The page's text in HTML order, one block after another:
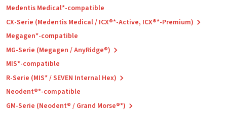
Medentis Medical*-compatible
CX-Serie (Medentis Medical / ICX®*-Active, ICX®*-Premium)
Megagen*-compatible
MG-Serie (Megagen / AnyRidge®)
MIS*-compatible
R-Serie (MIS* / SEVEN Internal Hex)
Neodent®*-compatible
GM-Serie (Neodent® / Grand Morse®*)